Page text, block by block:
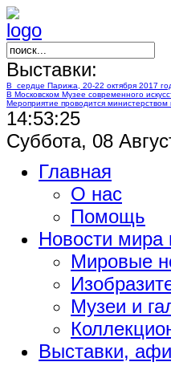
Выставки:
В сердце Парижа, 20-22 октября 2017
В Московском Музее современного
Мероприятие проводится министерством
14:53:27
Суббота, 08
Главная
О нас
Помощь
Новости мира
Мировые
Музеи и
Выставки,